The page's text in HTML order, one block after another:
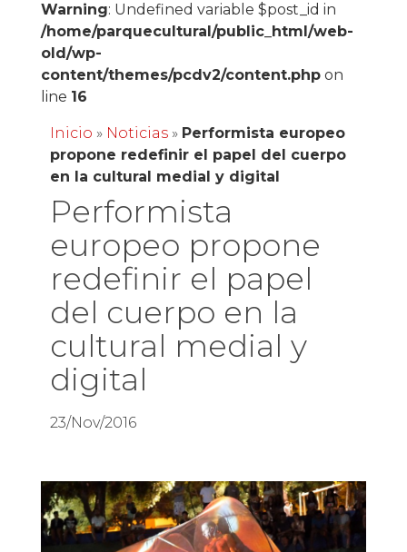
Warning: Undefined variable $post_id in
/home/parquecultural/public_html/web-
old/wp-
content/themes/pcdv2/content.phpon
line 16
Inicio » Noticias» Performista europeo
propone redefinir el papel del cuerpo
en la cultural medial y digital
Performista
europeo propone
redefinir el papel
del cuerpo en la
cultural medial y
digital
23/Nov/2016